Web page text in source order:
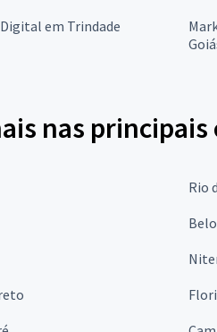
em Trindade
nas principais
Rio